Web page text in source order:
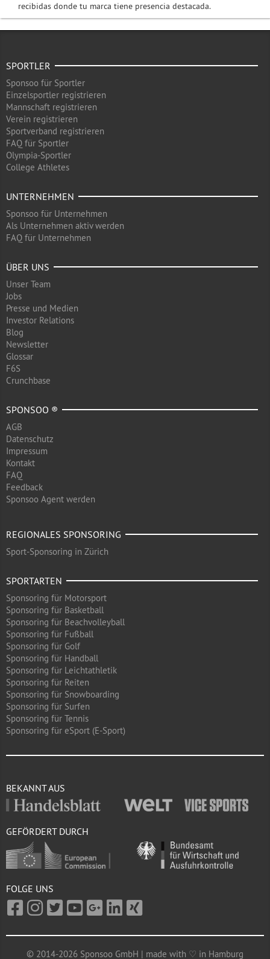
recibidas donde tu marca tiene presencia destacada.
SPORTLER
Sponsoo für Sportler
Einzelsportler registrieren
Mannschaft registrieren
Verein registrieren
Sportverband registrieren
FAQ für Sportler
Olympia-Sportler
College Athletes
UNTERNEHMEN
Sponsoo für Unternehmen
Als Unternehmen aktiv werden
FAQ für Unternehmen
ÜBER UNS
Unser Team
Jobs
Presse und Medien
Investor Relations
Blog
Newsletter
Glossar
F6S
Crunchbase
SPONSOO ®
AGB
Datenschutz
Impressum
Kontakt
FAQ
Feedback
Sponsoo Agent werden
REGIONALES SPONSORING
Sport-Sponsoring in Zürich
SPORTARTEN
Sponsoring für Motorsport
Sponsoring für Basketball
Sponsoring für Beachvolleyball
Sponsoring für Fußball
Sponsoring für Golf
Sponsoring für Handball
Sponsoring für Leichtathletik
Sponsoring für Reiten
Sponsoring für Snowboarding
Sponsoring für Surfen
Sponsoring für Tennis
Sponsoring für eSport (E-Sport)
BEKANNT AUS
GEFÖRDERT DURCH
FOLGE UNS
© 2014-2026 Sponsoo GmbH | made with ♡ in Hamburg